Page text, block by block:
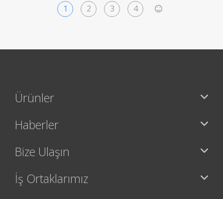
1 2 3 4
Ürünler
Haberler
Bize Ulaşın
İş Ortaklarımız